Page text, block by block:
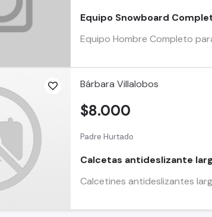
Equipo Snowboard
Equipo Hombre Completo
Bárbara Villalobos
Padre Hurtado
Calcetas antideslizante
Calcetines antideslizantes
$8.000